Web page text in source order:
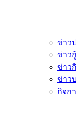
ข่าว
ข่าว
ข่าว
ข่าว
กิจก